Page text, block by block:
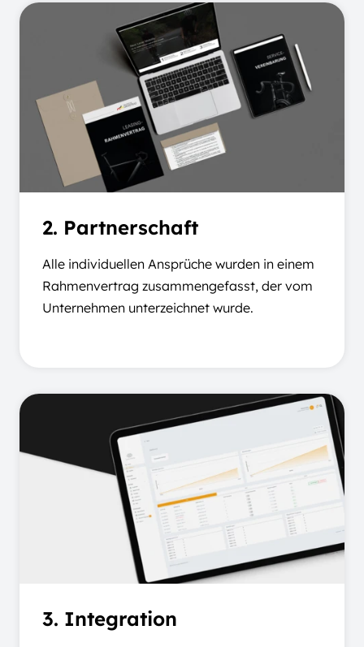
2. Partnerschaft
Alle individuellen Ansprüche wurden in einem
Rahmenvertrag zusammengefasst, der vom
Unternehmen unterzeichnet wurde.
3. Integration